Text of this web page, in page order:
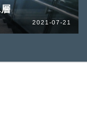
2021-07-21